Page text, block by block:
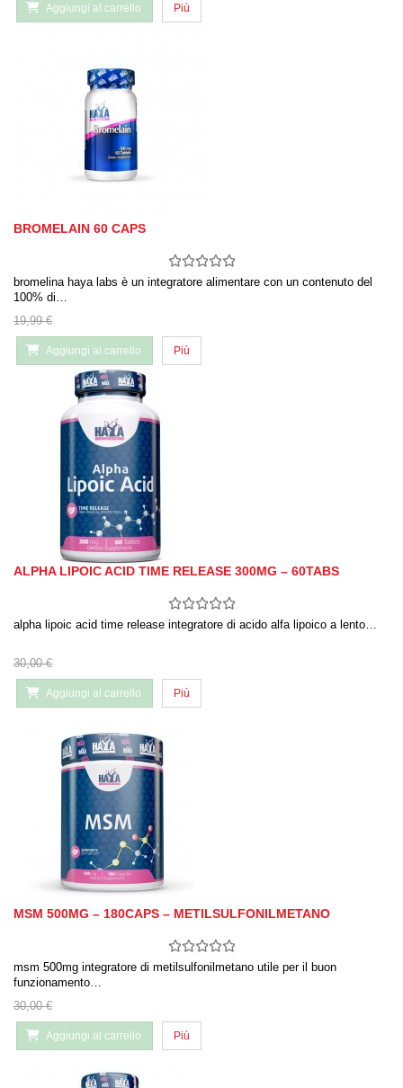
Aggiungi al carrello Più
BROMELAIN 60 CAPS
bromelina haya labs è un integratore alimentare con un contenuto del
100% di…
19,99 €
Aggiungi al carrello Più
ALPHA LIPOIC ACID TIME RELEASE 300MG – 60TABS
alpha lipoic acid time release integratore di acido alfa lipoico a lento…
30,00 €
Aggiungi al carrello Più
MSM 500MG – 180CAPS – METILSULFONILMETANO
msm 500mg integratore di metilsulfonilmetano utile per il buon
funzionamento…
30,00 €
Aggiungi al carrello Più